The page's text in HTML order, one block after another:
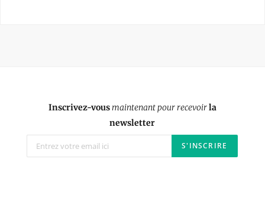
Inscrivez-vousmaintenant pour recevoirla
newsletter